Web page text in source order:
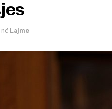
në Lajme